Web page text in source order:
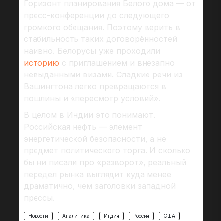
Горизонт планирования Белого дома — от
пресс-конференции до следующего
громкого обещания. Поэтому верить в
стабильность таких договорённостей
наивно. Белорусы уже проходили
историю с приглашением и внезапно
невыданными визами. Сладкие речи из
Вашингтона легко превращаются в
пошлины и «пересмотр условий».
В целом в Индии это понимают.
Российская нефть — элемент
энергетической безопасности, а не
предмет политического торга. И сколько
бы ни писали про «разворот», реальный
передел рынка выглядит куда менее
драматично, чем заголовки западной
прессы.
Новости Аналитика Индия Россия США